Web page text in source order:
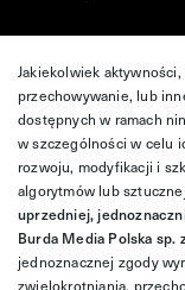
Jakiekolwiek
przechowywanie, lub
dostępnych w ramach
w szczególności w celu
rozwoju, modyfikacji i
algorytmów lub
uprzedniej,
Burda Media Polska sp.
jednoznacznej zgody
zwielokrotniania,